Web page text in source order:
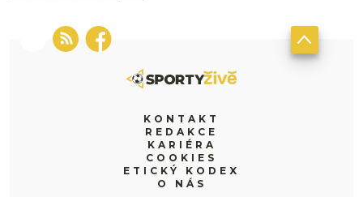
KONTAKT
REDAKCE
KARIÉRA
COOKIES
ETICKÝ KODEX
O NÁS